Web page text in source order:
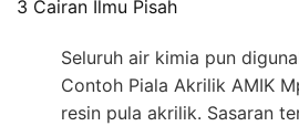
3 Cairan Ilmu Pisah
Seluruh air kimia pun
Contoh Piala Akrilik AMIK
resin pula akrilik. Sasaran